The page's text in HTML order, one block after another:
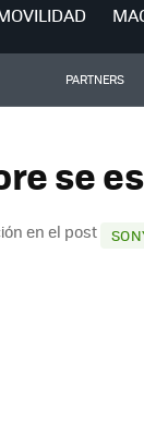
PARTNERS
se
en el post